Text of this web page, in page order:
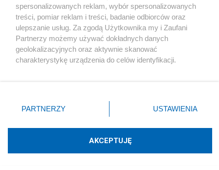
Podziel się swoją opinią
Polityka
Gospodarka
spersonalizowanych reklam, wybór spersonalizowanych
treści, pomiar reklam i treści, badanie odbiorców oraz
ulepszanie usług. Za zgodą Użytkownika my i Zaufani
Partnerzy możemy używać dokładnych danych
geolokalizacyjnych oraz aktywnie skanować
charakterystykę urządzenia do celów identyfikacji.
zmienić/wycofać klikając przycisk ustawień prywatności
znajdujący się w lewym dolnym rogu strony
rodzaje przetwarzania danych nie wymagają zgody
użytkownika, ale masz prawo sprzeciwić się takiemu
PARTNERZY USTAWIENIA
AKCEPTUJĘ